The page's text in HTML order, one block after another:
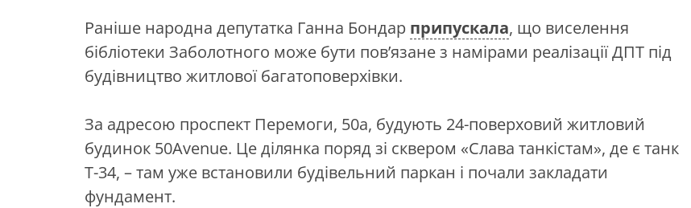
Раніше народна депутатка Ганна Бондар припускала, що виселення
бібліотеки Заболотного може бути пов’язане з намірами реалізації ДПТ під
будівництво житлової багатоповерхівки.
За адресою проспект Перемоги, 50а, будують 24-поверховий житловий
будинок 50Avenue. Це ділянка поряд зі сквером «Слава танкістам», де є танк
Т-34, – там уже встановили будівельний паркан і почали закладати
фундамент.